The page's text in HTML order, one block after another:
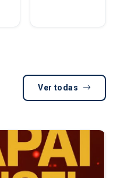
Ver todas